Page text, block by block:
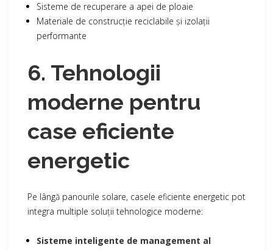
Sisteme de recuperare a apei de ploaie
Materiale de construcție reciclabile și izolații
performante
6. Tehnologii
moderne pentru
case eficiente
energetic
Pe lângă panourile solare, casele eficiente energetic pot
integra multiple soluții tehnologice moderne:
Sisteme inteligente de management al